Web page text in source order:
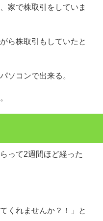
家で株取引をしていま
ら株取引もしていたと
ソコンで出来る。
って2週間ほど経った
くれませんか？！」と